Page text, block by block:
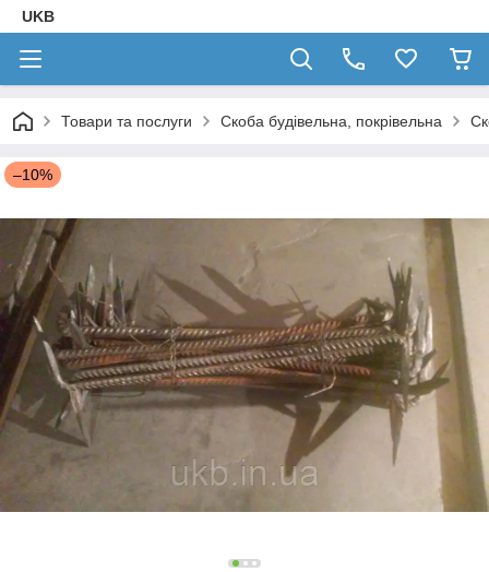
UKB
Товари та послуги Скоба будівельна, покрівельна
–10%